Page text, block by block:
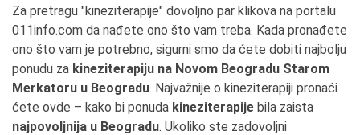
Za pretragu "kineziterapije" dovoljno par klikova na portalu
011info.com da nađete ono što vam treba. Kada pronađete
ono što vam je potrebno, sigurni smo da ćete dobiti najbolju
ponudu za kineziterapiju na Novom Beogradu Starom
Merkatoru u Beogradu. Najvažnije o kineziterapiji pronaći
ćete ovde – kako bi ponuda kineziterapije bila zaista
najpovoljnija u Beogradu. Ukoliko ste zadovoljni